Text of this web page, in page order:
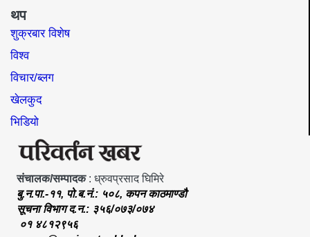
थप
शुक्रबार विशेष
विश्व
विचार/ब्लग
खेलकुद
भिडियो
संचालक/सम्पादक: ध्रुवप्रसाद घिमिरे
बु.न.पा.-११, पो.ब.नं.: ५०८, कपन काठमाण्डौ
सूचना विभाग द.न.: ३५६/०७३/०७४
०१ ४८१२९५६